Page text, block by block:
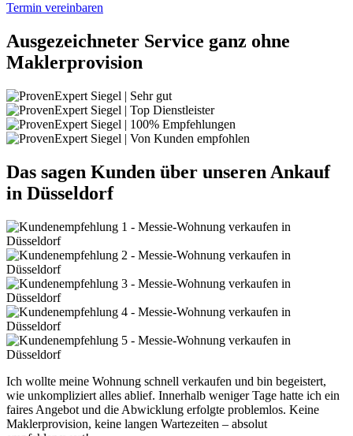
Termin vereinbaren
Ausgezeichneter Service ganz ohne
Maklerprovision
Das sagen Kunden über unseren Ankauf
in Düsseldorf
Ich wollte meine Wohnung schnell verkaufen und bin begeistert,
wie unkompliziert alles ablief. Innerhalb weniger Tage hatte ich ein
faires Angebot und die Abwicklung erfolgte problemlos. Keine
Maklerprovision, keine langen Wartezeiten – absolut